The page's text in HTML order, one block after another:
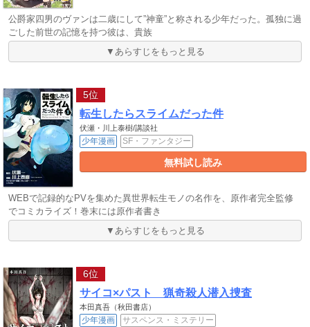
公爵家四男のヴァンは二歳にして”神童”と称される少年だった。孤独に過
ごした前世の記憶を持つ彼は、貴族
▼あらすじをもっと見る
5位
転生したらスライムだった件
伏瀬・川上泰樹/講談社
少年漫画 SF・ファンタジー
無料試し読み
WEBで記録的なPVを集めた異世界転生モノの名作を、原作者完全監修
でコミカライズ！巻末には原作者書き
▼あらすじをもっと見る
6位
サイコ×パスト 猟奇殺人潜入捜査
本田真吾（秋田書店）
少年漫画 サスペンス・ミステリー